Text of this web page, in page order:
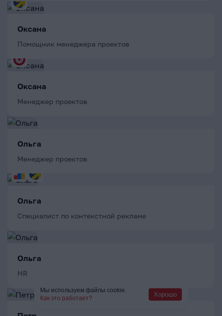
Оксана
Помощник менеджера проектов
Оксана
Менеджер проектов
Ольга
Менеджер проектов
Ольга
Специалист по контекстной рекламе
Ольга
HR
Мы используем файлы cookie.
Как это работает?
Хорошо